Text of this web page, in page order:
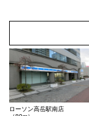
ローソン高岳駅南店